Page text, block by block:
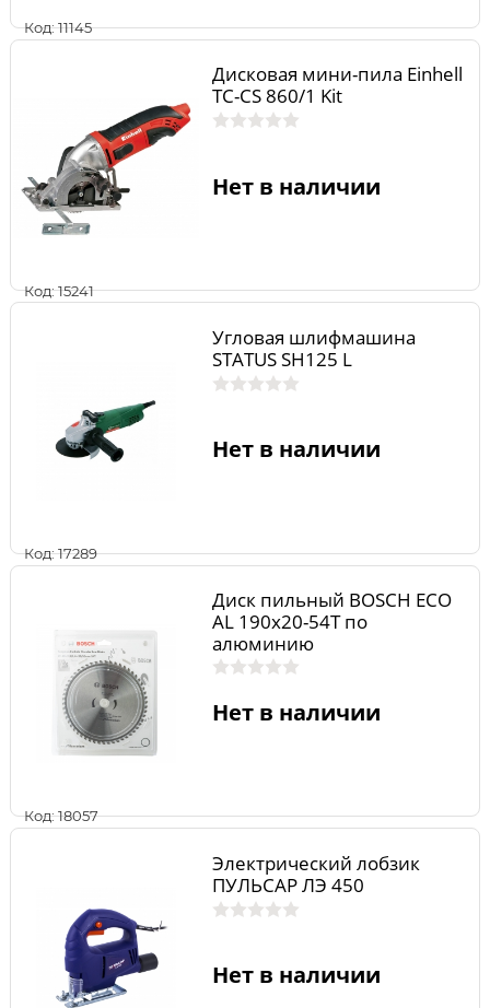
Код: 11145
Код: 15241
Дисковая мини-пила Einhell
TC-CS 860/1 Kit
Нет в наличии
Код: 17289
Угловая шлифмашина
STATUS SH125 L
Нет в наличии
Код: 18057
Диск пильный BOSCH ECO
AL 190x20-54T по
алюминию
Нет в наличии
Электрический лобзик
ПУЛЬСАР ЛЭ 450
Нет в наличии